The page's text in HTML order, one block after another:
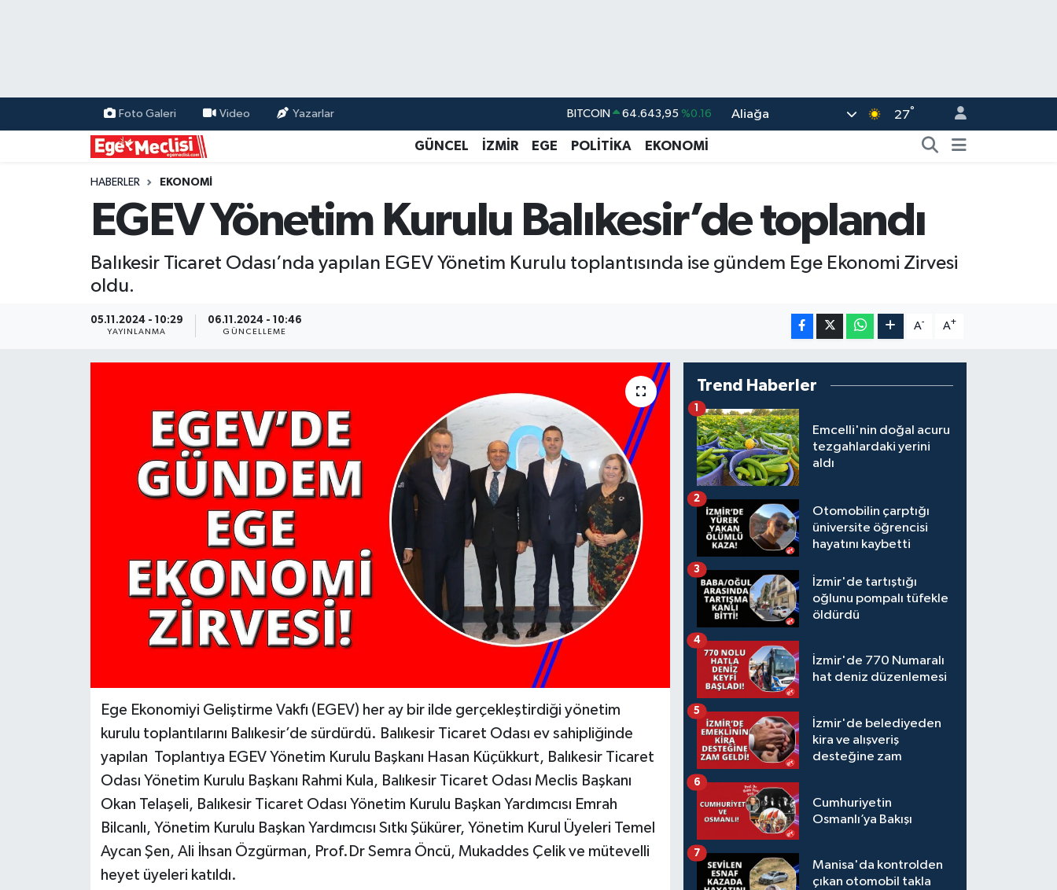
Foto Galeri Video Yazarlar DOLAR 47,6006 %0.06
EURO 55,0250 %0.02
6513.94
BİST100 13.768 %48
BITCOIN 64.643,95 %0.16
Aliağa 27°
GÜNCEL İZMİR EGE POLİTİKA EKONOMİ
HABERLER EKONOMİ
EGEV Yönetim Kurulu Balıkesir’de toplandı
Balıkesir Ticaret Odası’nda yapılan EGEV Yönetim Kurulu toplantısında ise gündem Ege Ekonomi Zirvesi
oldu.
05.11.2024 - 10:29
YAYINLANMA
06.11.2024 - 10:46
GÜNCELLEME
A- A+
Ege Ekonomiyi Geliştirme Vakfı (EGEV) her ay bir ilde gerçekleştirdiği yönetim
kurulu toplantılarını Balıkesir’de sürdürdü. Balıkesir Ticaret Odası ev sahipliğinde
yapılan Toplantıya EGEV Yönetim Kurulu Başkanı Hasan Küçükkurt, Balıkesir Ticaret
Odası Yönetim Kurulu Başkanı Rahmi Kula, Balıkesir Ticaret Odası Meclis Başkanı
Okan Telaşeli, Balıkesir Ticaret Odası Yönetim Kurulu Başkan Yardımcısı Emrah
Bilcanlı, Yönetim Kurulu Başkan Yardımcısı Sıtkı Şükürer, Yönetim Kurul Üyeleri Temel
Aycan Şen, Ali İhsan Özgürman, Prof.Dr Semra Öncü, Mukaddes Çelik ve mütevelli
heyet üyeleri katıldı.
Trend Haberler
Emcelli'nin doğal acuru
tezgahlardaki yerini
aldı
1
Otomobilin çarptığı
üniversite öğrencisi
hayatını kaybetti
2
İzmir'de tartıştığı
oğlunu pompalı tüfekle
öldürdü
3
İzmir'de 770 Numaralı
hat deniz düzenlemesi
4
İzmir'de belediyeden
kira ve alışveriş
desteğine zam
5
Cumhuriyetin
Osmanlı’ya Bakışı
6
Manisa'da kontrolden
çıkan otomobil takla
7
EKONOMİ
GÜNCEL
ÖZEL HABER
POLİTİKA